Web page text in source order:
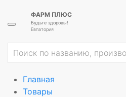
ФАРМ ПЛЮС
Будьте здоровы!
Евпатория
Главная
Товары